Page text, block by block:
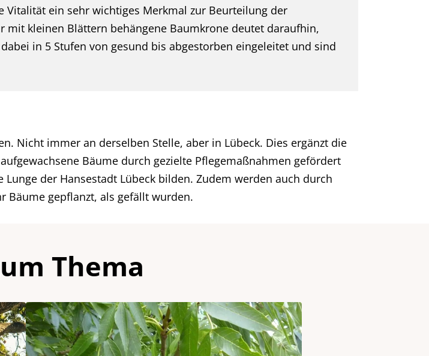
Vitalität ein sehr wichtiges Merkmal zur Beurteilung der
mit kleinen Blättern behängene Baumkrone deutet daraufhin,
in 5 Stufen von gesund bis abgestorben eingeleitet und sind
Nicht immer an derselben Stelle, aber in Lübeck. Dies ergänzt die
Bäume durch gezielte Pflegemaßnahmen gefördert
der Hansestadt Lübeck bilden. Zudem werden auch durch
Bäume gepflanzt, als gefällt wurden.
Thema